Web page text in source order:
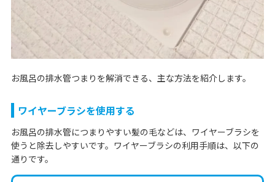
お風呂の排水管つまりを解消できる、主な方法を紹介します。
ワイヤーブラシを使用する
お風呂の排水管につまりやすい髪の毛などは、ワイヤーブラシを
使うと除去しやすいです。ワイヤーブラシの利用手順は、以下の
通りです。